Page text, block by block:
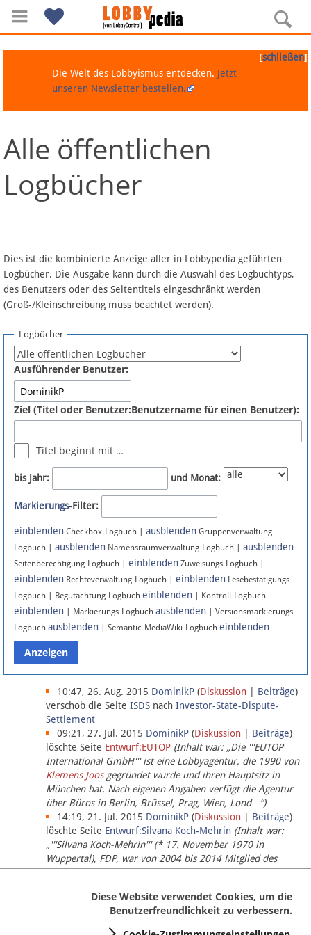
Navigation
Über Lobbypedia
Artikel nach Kategorien
FAQ
Fördermitglied werden
Fehler melden
Newsletter
Bluesky
Facebook
Instagram
Anmelden
Datenschutz
Über Lobbypedia
Impressum
[schließen]
Die Welt des Lobbyismus entdecken. Jetzt
unseren Newsletter bestellen.
Alle öffentlichen
Logbücher
Dies ist die kombinierte Anzeige aller in Lobbypedia geführten
Logbücher. Die Ausgabe kann durch die Auswahl des Logbuchtyps,
des Benutzers oder des Seitentitels eingeschränkt werden
(Groß-/Kleinschreibung muss beachtet werden).
Logbücher
Ausführender Benutzer:
Ziel (Titel oder Benutzer:Benutzername für einen Benutzer):
Titel beginnt mit …
bis Jahr: und Monat:
Markierungs-Filter:
einblenden Checkbox-Logbuch | ausblenden Gruppenverwaltung-
Logbuch | ausblenden Namensraumverwaltung-Logbuch | ausblenden
Seitenberechtigung-Logbuch | einblenden Zuweisungs-Logbuch |
einblenden Rechteverwaltung-Logbuch | einblenden Lesebestätigungs-
Logbuch | Begutachtung-Logbuch einblenden | Kontroll-Logbuch
einblenden | Markierungs-Logbuch ausblenden | Versionsmarkierungs-
Logbuch ausblenden | Semantic-MediaWiki-Logbuch einblenden
10:47, 26. Aug. 2015 DominikP (Diskussion Beiträge)
verschob die Seite ISDS nach Investor-State-Dispute-
Settlement
09:21, 27. Jul. 2015 DominikP (Diskussion Beiträge)
löschte Seite Entwurf:EUTOP (Inhalt war: „Die '''EUTOP
International GmbH''' ist eine Lobbyagentur, die 1990 von
Klemens Joosgegründet wurde und ihren Hauptsitz in
München hat. Nach eigenen Angaben verfügt die Agentur
über Büros in Berlin, Brüssel, Prag, Wien, Lond…“)
14:19, 21. Jul. 2015 DominikP (Diskussion Beiträge)
löschte Seite Entwurf:Silvana Koch-Mehrin (Inhalt war:
„'''Silvana Koch-Mehrin''' (* 17. November 1970 in
Wuppertal), FDP, war von 2004 bis 2014 Mitglied des
Europäischen Parlaments, seit November 2014 ist sie für
Diese Website verwendet Cookies, um die
Benutzerfreundlichkeit zu verbessern.